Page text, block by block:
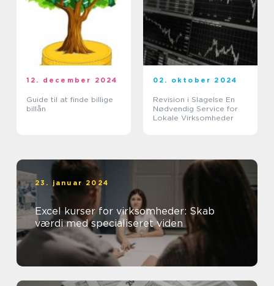
12. december 2024
Guide til at finde billige
billån
02. oktober 2024
Revision i Slagelse En
Nødvendig Service for
Lokale Virksomheder
23. januar 2024
Excel kurser for virksomheder: Skab
værdi med specialiseret viden